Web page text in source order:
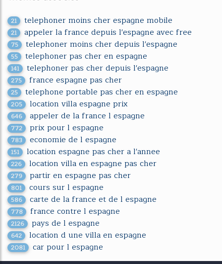
21 telephoner moins cher espagne mobile
21 appeler la france depuis l'espagne avec free
75 telephoner moins cher depuis l'espagne
55 telephoner pas cher en espagne
141 telephoner pas cher depuis l'espagne
275 france espagne pas cher
25 telephone portable pas cher en espagne
205 location villa espagne prix
646 appeler de la france l espagne
772 prix pour l espagne
783 economie de l espagne
151 location espagne pas cher a l'annee
226 location villa en espagne pas cher
279 partir en espagne pas cher
801 cours sur l espagne
586 carte de la france et de l espagne
778 france contre l espagne
2126 pays de l espagne
642 location d une villa en espagne
2081 car pour l espagne